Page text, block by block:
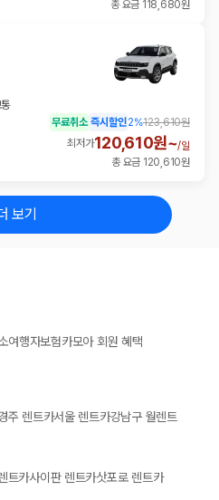
총 요금 118,680원
무료취소 즉시할인2%123,610원
최저가120,610원~/일
총 요금 120,610원
보기
여행자보험카모아 회원 혜택
주 렌트카서울 렌트카강남구 월렌트
트카사이판 렌트카삿포로 렌트카